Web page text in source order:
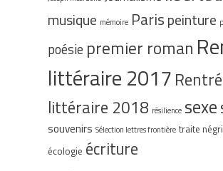
musique mémoire Parispeinture
poésie premier roman
littéraire 2017
littéraire 2018 résilience sexe
souvenirs Sélection lettres frontière traite
écologie écriture